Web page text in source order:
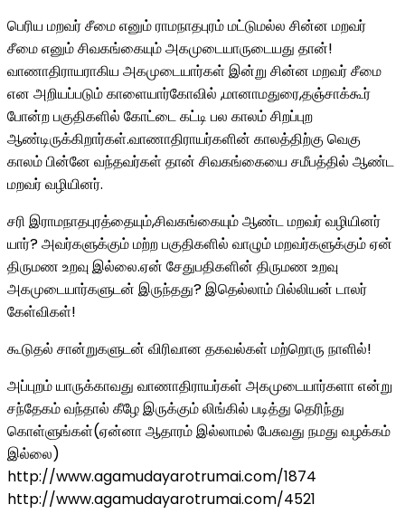
பெரிய மறவர் சீமை எனும் ராமநாதபுரம் மட்டுமல்ல சின்ன மறவர்
சீமை எனும் சிவகங்கையும் அகமுடையாருடையது தான்!
வாணாதிராயராகிய அகமுடையார்கள் இன்று சின்ன மறவர் சீமை
என அறியப்படும் காளையார்கோவில் ,மானாமதுரை,தஞ்சாக்கூர்
போன்ற பகுதிகளில் கோட்டை கட்டி பல காலம் சிறப்புற
ஆண்டிருக்கிறார்கள்.வாணாதிராயர்களின் காலத்திற்கு வெகு
காலம் பின்னே வந்தவர்கள் தான் சிவகங்கையை சமீபத்தில் ஆண்ட
மறவர் வழியினர்.
சரி இராமநாதபுரத்தையும்,சிவகங்கையும் ஆண்ட மறவர் வழியினர்
யார்? அவர்களுக்கும் மற்ற பகுதிகளில் வாழும் மறவர்களுக்கும் ஏன்
திருமண உறவு இல்லை.ஏன் சேதுபதிகளின் திருமண உறவு
அகமுடையார்களுடன் இருந்தது? இதெல்லாம் பில்லியன் டாலர்
கேள்விகள்!
கூடுதல் சான்றுகளுடன் விரிவான தகவல்கள் மற்றொரு நாளில்!
அப்புறம் யாருக்காவது வாணாதிராயர்கள் அகமுடையார்களா என்று
சந்தேகம் வந்தால் கீழே இருக்கும் லிங்கில் படித்து தெரிந்து
கொள்ளுங்கள்(ஏன்னா ஆதாரம் இல்லாமல் பேசுவது நமது வழக்கம்
இல்லை)
http://www.agamudayarotrumai.com/1874
http://www.agamudayarotrumai.com/4521